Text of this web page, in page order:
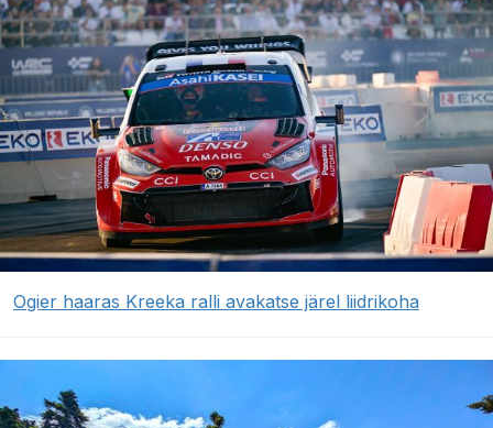
Ogier haaras Kreeka ralli avakatse järel liidrikoha